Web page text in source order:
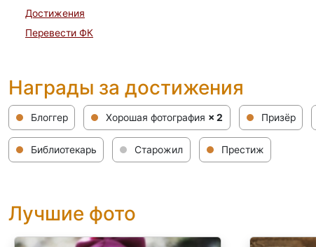
Достижения
Перевести ФК
Награды за достижения
Блоггер Хорошая фотография × 2 Призёр
Библиотекарь Старожил Престиж
Лучшие фото